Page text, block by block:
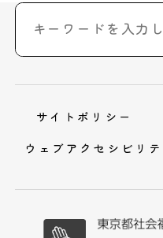
サイトポリシー
ウェブアクセシビリ